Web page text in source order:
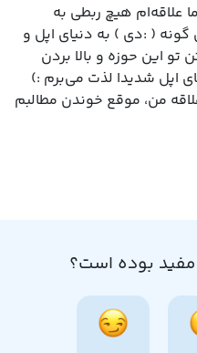
علاقه‌ام هیچ ربطی به
گونه ( :دی ) به دنیای اپل و
این حوزه و بالا بردن
اپل شدیدا لذت می‌برم :)
من، موقع خوندن مطالبم
بوده است؟